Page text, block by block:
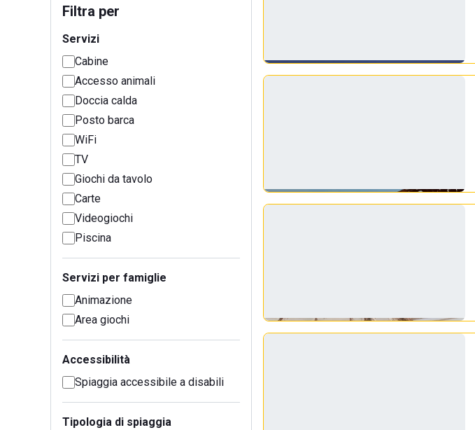
Filtra per
Servizi
Cabine
Accesso animali
Doccia calda
Posto barca
WiFi
TV
Giochi da tavolo
Carte
Videogiochi
Piscina
Servizi per famiglie
Animazione
Area giochi
Accessibilità
Spiaggia accessibile a disabili
Tipologia di spiaggia